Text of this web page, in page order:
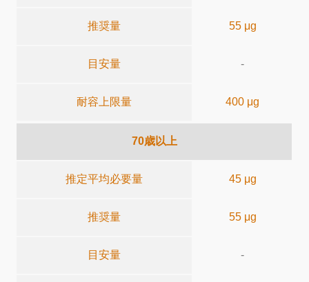
推奨量 55 μg
目安量 -
耐容上限量 400 μg
70歳以上
推定平均必要量 45 μg
推奨量 55 μg
目安量 -